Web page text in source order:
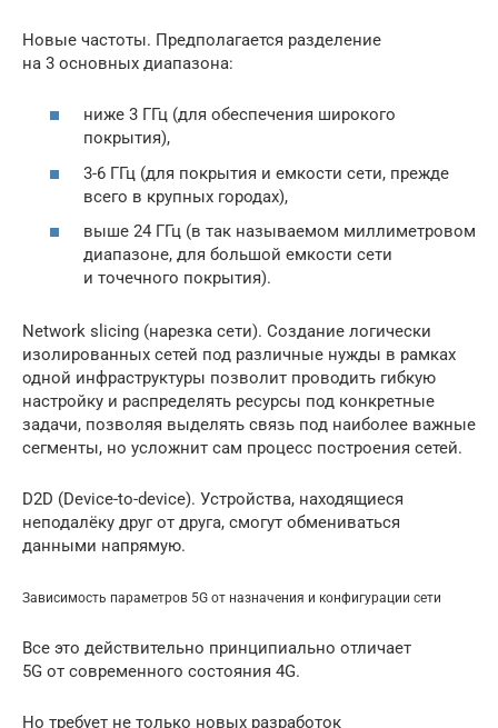
Новые частоты. Предполагается разделение
на 3 основных диапазона:
ниже 3 ГГц (для обеспечения широкого
покрытия),
3-6 ГГц (для покрытия и емкости сети, прежде
всего в крупных городах),
выше 24 ГГц (в так называемом миллиметровом
диапазоне, для большой емкости сети
и точечного покрытия).
Network slicing (нарезка сети). Создание логически
изолированных сетей под различные нужды в рамках
одной инфраструктуры позволит проводить гибкую
настройку и распределять ресурсы под конкретные
задачи, позволяя выделять связь под наиболее важные
сегменты, но усложнит сам процесс построения сетей.
D2D (Device-to-device). Устройства, находящиеся
неподалёку друг от друга, смогут обмениваться
данными напрямую.
Зависимость параметров 5G от назначения и конфигурации сети
Все это действительно принципиально отличает
5G от современного состояния 4G.
Но требует не только новых разработок